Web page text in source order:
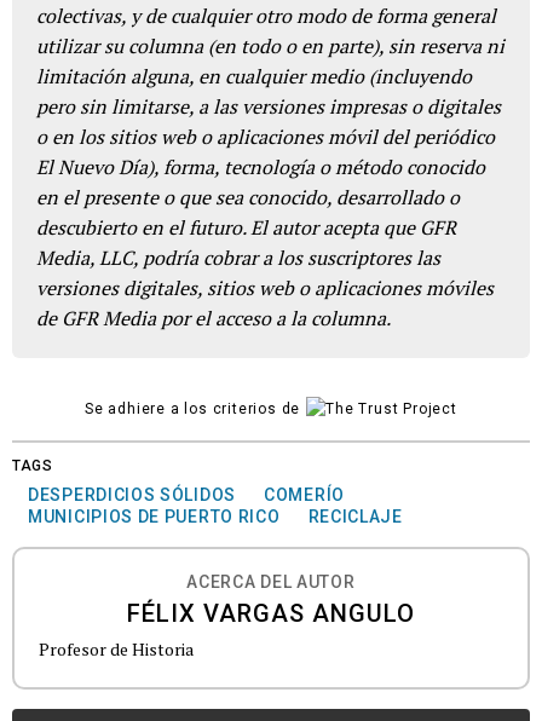
colectivas, y de cualquier otro modo de forma general
utilizar su columna (en todo o en parte), sin reserva ni
limitación alguna, en cualquier medio (incluyendo
pero sin limitarse, a las versiones impresas o digitales
o en los sitios web o aplicaciones móvil del periódico
El Nuevo Día), forma, tecnología o método conocido
en el presente o que sea conocido, desarrollado o
descubierto en el futuro. El autor acepta que GFR
Media, LLC, podría cobrar a los suscriptores las
versiones digitales, sitios web o aplicaciones móviles
de GFR Media por el acceso a la columna.
Se adhiere a los criterios de
TAGS
DESPERDICIOS SÓLIDOS
COMERÍO
MUNICIPIOS DE PUERTO RICO
RECICLAJE
ACERCA DEL AUTOR
FÉLIX VARGAS ANGULO
Profesor de Historia